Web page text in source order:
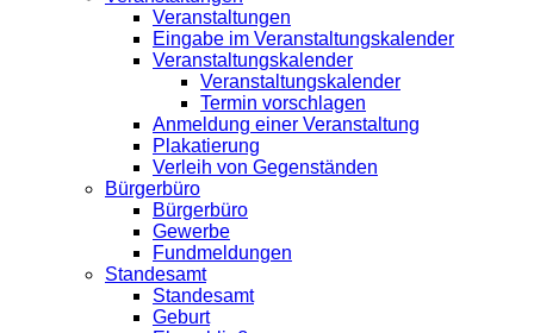
Veranstaltungen
Eingabe im Veranstaltungskalender
Veranstaltungskalender
Veranstaltungskalender
Termin vorschlagen
Anmeldung einer Veranstaltung
Plakatierung
Verleih von Gegenständen
Bürgerbüro
Bürgerbüro
Gewerbe
Fundmeldungen
Standesamt
Standesamt
Geburt